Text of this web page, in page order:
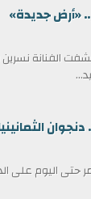
«أرض جديدة»
الفنانة
حتى اليوم على